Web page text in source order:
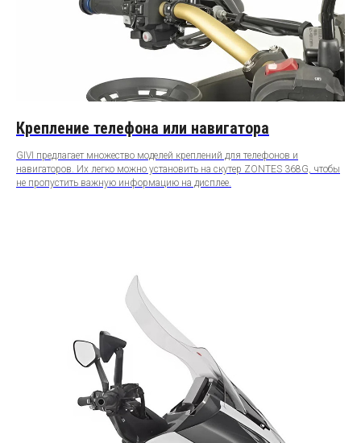
Крепление телефона или навигатора
GIVI предлагает множество моделей креплений для телефонов и
навигаторов. Их легко можно установить на скутер ZONTES 368G, чтобы
не пропустить важную информацию на дисплее.